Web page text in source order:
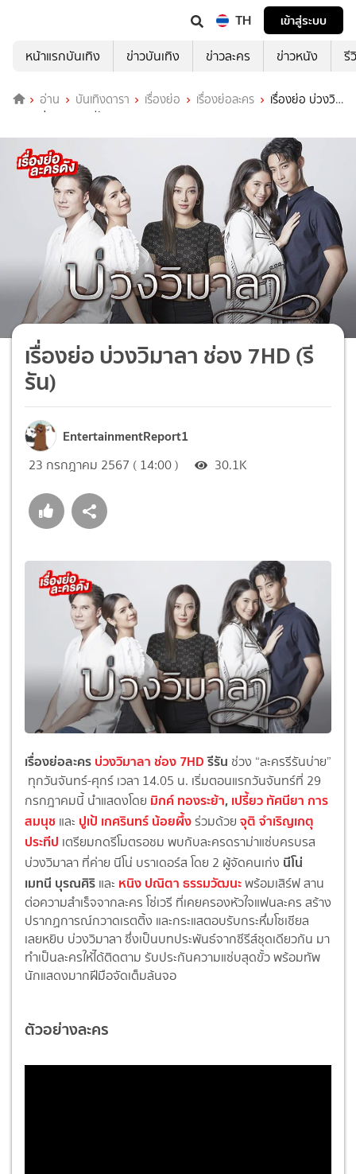
TH
เข้าสู่ระบบ
หน้าแรกบันเทิง
ข่าวบันเทิง ข่าวละคร ข่าวหนัง รี
อ่าน บันเทิงดารา เรื่องย่อ เรื่องย่อละคร
เรื่องย่อ บ่วงวิ
มาลา ช่อง 7HD (รีรัน)
เรื่องย่อ บ่วงวิมาลา ช่อง 7HD (รี
รัน)
EntertainmentReport1
23 กรกฎาคม 2567 ( 14:00 ) 30.1K
เรื่องย่อละครบ่วงวิมาลา ช่อง 7HDรีรัน ช่วง “ละครรีรันบ่าย”
ทุกวันจันทร์-ศุกร์ เวลา 14.05 น. เริ่มตอนแรกวันจันทร์ที่ 29
กรกฎาคมนี้ นำแสดงโดย มิกค์ ทองระย้า,เปรี้ยว ทัศนียา การ
สมนุช และ ปูเป้ เกศรินทร์ น้อยผึ้งร่วมด้วย จุติ จำเริญเกตุ
ประทีป เตรียมกดรีโมตรอชม พบกับละครดราม่าแซ่บครบรส
บ่วงวิมาลา ที่ค่าย นีโน่ บราเดอร์ส โดย 2 ผู้จัดคนเก่ง นีโน่
เมทนี บุรณศิริ และ หนิง ปณิตา ธรรมวัฒนะพร้อมเสิร์ฟ สาน
ต่อความสำเร็จจากละคร โซ่เวรี ที่เคยครองหัวใจแฟนละคร สร้าง
ปรากฏการณ์กวาดเรตติ้ง และกระแสตอบรับกระหึ่มโซเชียล
เลยหยิบ บ่วงวิมาลา ซึ่งเป็นบทประพันธ์จากซีรีส์ชุดเดียวกัน มา
ทำเป็นละครให้ได้ติดตาม รับประกันความแซ่บสุดขั้ว พร้อมทัพ
นักแสดงมากฝีมือจัดเต็มล้นจอ
ตัวอย่างละคร